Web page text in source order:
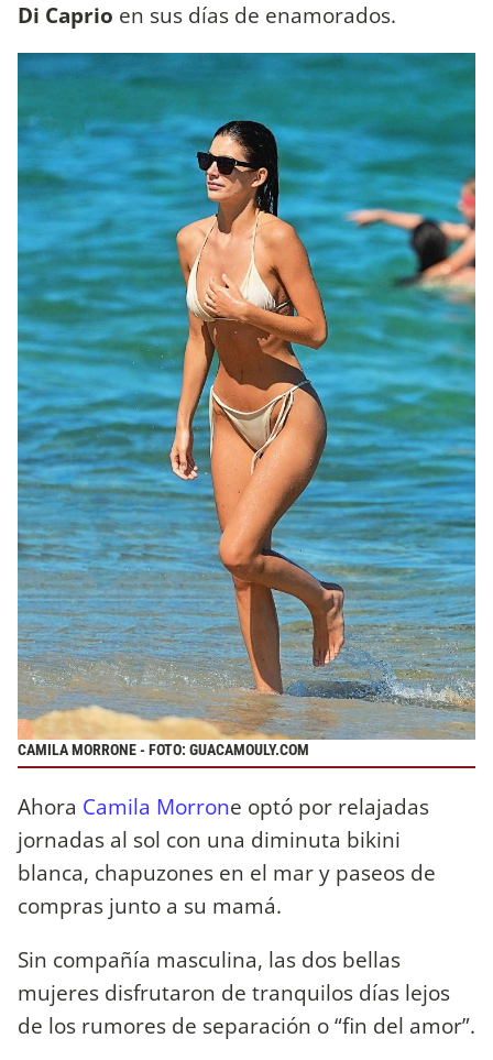
Di Caprio en sus días de enamorados.
CAMILA MORRONE - FOTO: GUACAMOULY.COM
Ahora Camila Morrone optó por relajadas
jornadas al sol con una diminuta bikini
blanca, chapuzones en el mar y paseos de
compras junto a su mamá.
Sin compañía masculina, las dos bellas
mujeres disfrutaron de tranquilos días lejos
de los rumores de separación o “fin del amor”.